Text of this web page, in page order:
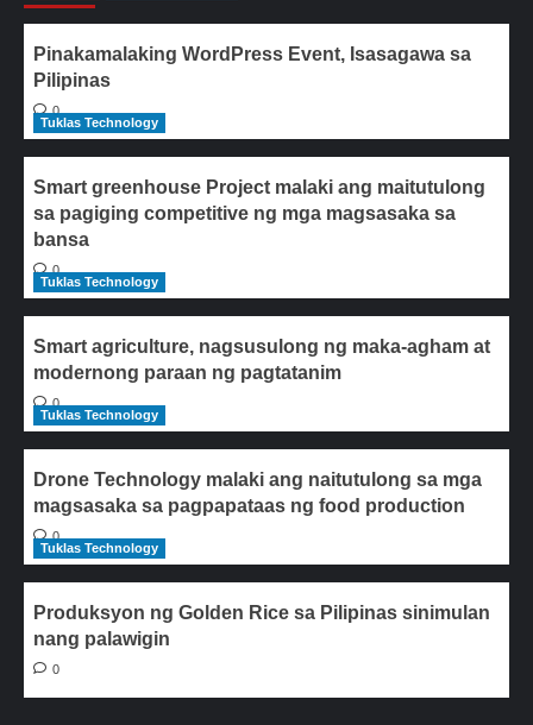
Pinakamalaking WordPress Event, Isasagawa sa
Pilipinas
0
Tuklas Technology
Smart greenhouse Project malaki ang maitutulong
sa pagiging competitive ng mga magsasaka sa
bansa
0
Tuklas Technology
Smart agriculture, nagsusulong ng maka-agham at
modernong paraan ng pagtatanim
0
Tuklas Technology
Drone Technology malaki ang naitutulong sa mga
magsasaka sa pagpapataas ng food production
0
Tuklas Technology
Produksyon ng Golden Rice sa Pilipinas sinimulan
nang palawigin
0